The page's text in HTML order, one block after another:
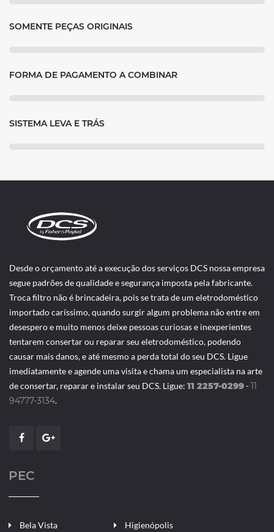
SOMENTE PEÇAS ORIGINAIS
FORMA DE PAGAMENTO A COMBINAR
SISTEMA LEVA E TRÁS
Desde o orçamento até a execução dos serviços DCS nossa empresa
segue padrões de qualidade e segurança imposta pela fabricante.
Troca filtro não é brincadeira, pois se trata de um eletrodoméstico
importado caríssimo, quando surgir algum problema não entre em
desespero e muito menos deixe pessoas curiosas e inexperientes
tentarem consertar ou reparar seu eletrodoméstico, podendo
causar mais danos, e até mesmo a perda total do seu DCS. Ligue
imediatamente e agende uma visita e chama um especialista na arte
de consertar, reparar e instalar seu DCS. Ligue: 11 2257-0299-11
94777-3134.
PEC
Bela Vista Higienópolis